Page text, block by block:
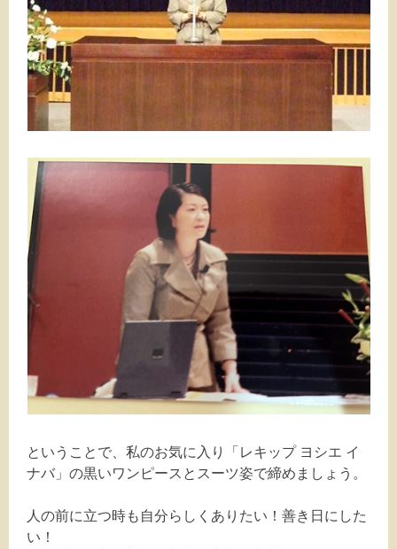
ということで、私のお気に入り「レキップ ヨシエ イ
ナバ」の黒いワンピースとスーツ姿で締めましょう。
人の前に立つ時も自分らしくありたい！善き日にした
い！